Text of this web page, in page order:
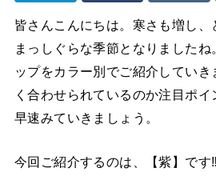
皆さんこんにちは。寒さも増し、
まっしぐらな季節となりましたね
ップをカラー別でご紹介していき
く合わせられているのか注目ポイ
早速みていきましょう。
今回ご紹介するのは、【紫】です‼︎